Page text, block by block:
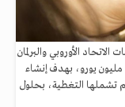
الأوروبي والبرلمان
والمفوضية الأوروبية"، على تخصيص مبلغ يقدر بـ 120 مليون يورو، بهدف إنشاء
لم تشملها التغطية، بحلول